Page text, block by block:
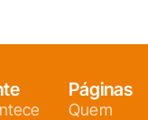
Páginas
Quem